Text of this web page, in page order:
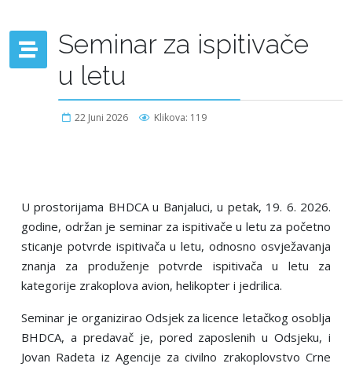
Seminar za ispitivače
u letu
22 Juni 2026 Klikova: 119
U prostorijama BHDCA u Banjaluci, u petak, 19. 6. 2026.
godine, održan je seminar za ispitivače u letu za početno
sticanje potvrde ispitivača u letu, odnosno osvježavanja
znanja za produženje potvrde ispitivača u letu za
kategorije zrakoplova avion, helikopter i jedrilica.
Seminar je organizirao Odsjek za licence letačkog osoblja
BHDCA, a predavač je, pored zaposlenih u Odsjeku, i
Jovan Radeta iz Agencije za civilno zrakoplovstvo Crne